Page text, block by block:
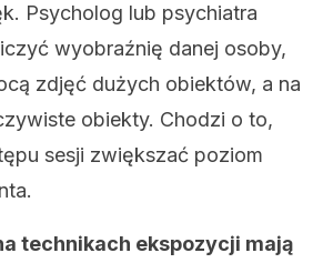
Psycholog lub psychiatra
wyobraźnię danej osoby,
zdjęć dużych obiektów, a na
obiekty. Chodzi o to,
sesji zwiększać poziom
technikach ekspozycji mają